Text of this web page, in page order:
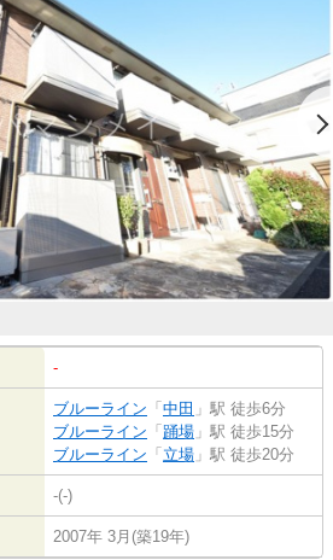
-
ブルーライン 「 中田 」駅 徒歩6分
ブルーライン 「 踊場 」駅 徒歩15分
ブルーライン 「 立場 」駅 徒歩20分
-(-)
2007年 3月(築19年)